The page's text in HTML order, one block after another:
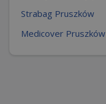
Strabag Pruszków
Medicover Pruszków